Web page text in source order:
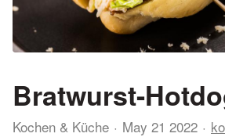
Bratwurst-
Kochen & Küche May 21 2022